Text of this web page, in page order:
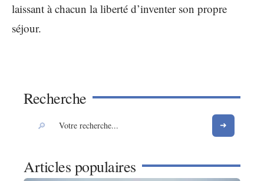
laissant à chacun la liberté d’inventer son propre
séjour.
Recherche
Articles populaires